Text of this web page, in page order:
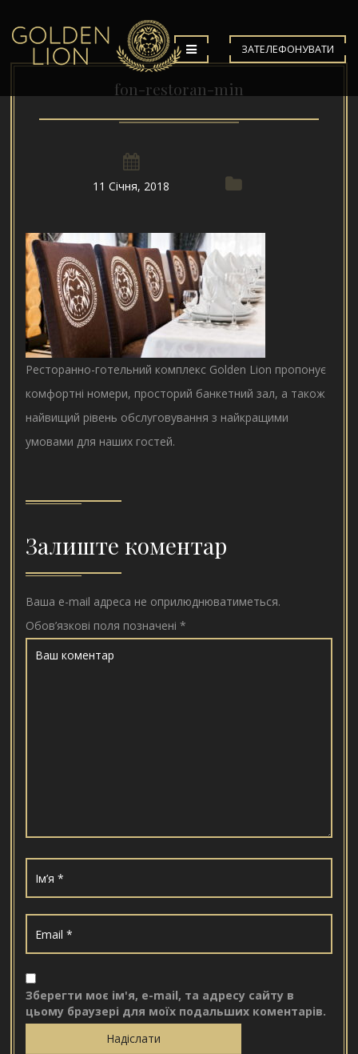
ЗАТЕЛЕФОНУВАТИ
fon-restoran-min
11 Січня, 2018
Ресторанно-готельний комплекс Golden Lion пропонує
комфортні номери, просторий банкетний зал, а також
найвищий рівень обслуговування з найкращими
умовами для наших гостей.
Залиште коментар
Ваша e-mail адреса не оприлюднюватиметься.
Обов’язкові поля позначені *
Зберегти моє ім'я, e-mail, та адресу сайту в
цьому браузері для моїх подальших коментарів.